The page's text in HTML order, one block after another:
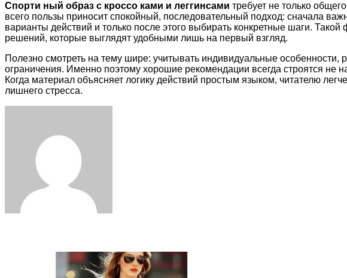
Спорти ный образ с кроссо ками и леггинсами требует не только
всего пользы приносит спокойный, последовательный подход: сначала
варианты действий и только после этого выбирать конкретные шаги.
решений, которые выглядят удобными лишь на первый взгляд.
Полезно смотреть на тему шире: учитывать индивидуальные
ограничения. Именно поэтому хорошие рекомендации всегда строятся не
Когда материал объясняет логику действий простым языком, читателю
лишнего стресса.